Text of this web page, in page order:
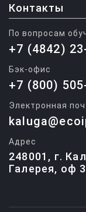
Контакты
По вопросам
+7 (4842)
Бэк-офис
+7 (800)
Электронная
Адрес
248001, г.
Галерея, оф